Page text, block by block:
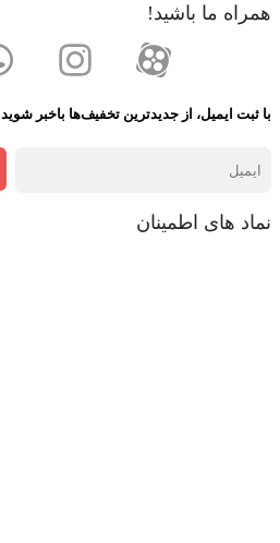
همراه ما باشید!
با ثبت ایمیل، از جدید‌ترین تخفیف‌ها با‌خبر شوید
نماد های اطمینان